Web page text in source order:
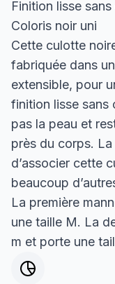
Finition lisse
Coloris noir uni
Cette culotte
fabriquée dans
extensible, pour
finition lisse sans
pas la peau et
près du corps.
d’associer cette
beaucoup
La première
une taille M. La
m et porte une